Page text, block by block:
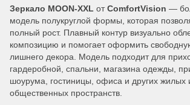
Зеркало MOON-XXL отComfortVision —
модель полукруглой формы, которая
полный рост. Плавный контур визуально
композицию и помогает оформить
лишнего декора. Модель подходит для
гардеробной, спальни, магазина одежды,
шоурума, гостиницы, офиса и других жилых
общественных пространств.